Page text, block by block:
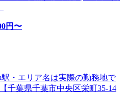
円〜
・エリア名は実際の勤務地で
千葉県千葉市中央区栄町35-14